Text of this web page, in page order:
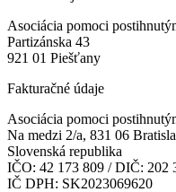
Asociácia pomoci
Partizánska 43
921 01 Piešťany
Fakturačné údaje
Asociácia pomoci
Na medzi 2/a, 831 06
Slovenská republika
IČO: 42 173 809 / DIČ: 202
IČ DPH: SK2023069620